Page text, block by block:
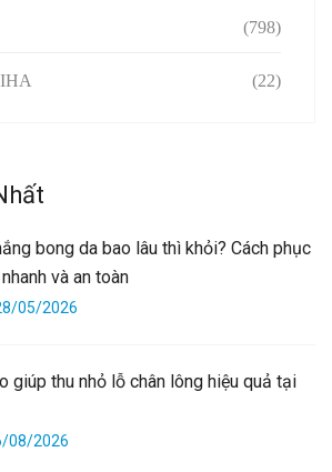
(798)
(22)
bong da bao lâu thì khỏi? Cách phục
và an toàn
05/2026
giúp thu nhỏ lỗ chân lông hiệu quả tại
08/2026